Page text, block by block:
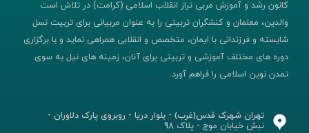
کانون رشد و آموزش مربی تراز انقلاب اسلامی (کرامت) در تلاش است
والدین، معلمان و کنشگران تربیتی را به عنوان مربیانی برای تربیت نسل
شایسته و فرزندانی با ایمان، متخصص و انقلابی همراهی نماید و با برگزاری
دوره های مختلف آموزشی و تربیتی برای آنان، زمینه های نیل به سوی
تمدن نوین اسلامی را فراهم آورد.
تهران شهرک قدس(غرب) - بلوار دریا - روبروی پارک دلاوران -
نبش خیابان موج - پلاک 98